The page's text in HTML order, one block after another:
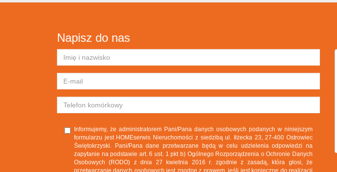
Napisz do nas
Informujemy, że administratorem Pani/Pana danych osobowych podanych w niniejszym
formularzu jest HOMEserwis Nieruchomości z siedzibą ul. Iłżecka 23, 27-400 Ostrowiec
Świętokrzyski. Pani/Pana dane przetwarzane będą w celu udzielenia odpowiedzi na
zapytanie na podstawie art. 6 ust. 1 pkt b) Ogólnego Rozporządzenia o Ochronie Danych
Osobowych (RODO) z dnia 27 kwietnia 2016 r. zgodnie z zasadą, która głosi, że
przetwarzanie danych osobowych jest zgodne z prawem, jeśli jest konieczne do realizacji